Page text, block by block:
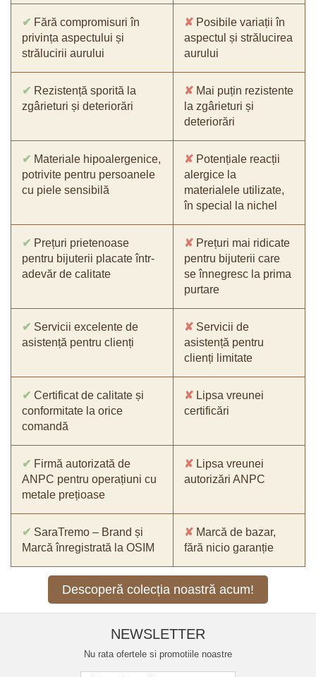
✔ Fără compromisuri în
privința aspectului și
strălucirii aurului
✘ Posibile variații în
aspectul și strălucirea
aurului
✔ Rezistență sporită la
zgârieturi și deteriorări
✘ Mai puțin rezistente
la zgârieturi și
deteriorări
✔ Materiale hipoalergenice,
potrivite pentru persoanele
cu piele sensibilă
✘ Potențiale reacții
alergice la
materialele utilizate,
în special la nichel
✔ Prețuri prietenoase
pentru bijuterii placate într-
adevăr de calitate
✘ Prețuri mai ridicate
pentru bijuterii care
se înnegresc la prima
purtare
✔ Servicii excelente de
asistență pentru clienți
✘ Servicii de
asistență pentru
clienți limitate
✔ Certificat de calitate și
conformitate la orice
comandă
✘ Lipsa vreunei
certificări
✔ Firmă autorizată de
ANPC pentru operațiuni cu
metale prețioase
✘ Lipsa vreunei
autorizări ANPC
✔ SaraTremo – Brand și
Marcă înregistrată la OSIM
✘ Marcă de bazar,
fără nicio garanție
Descoperă colecția noastră acum!
NEWSLETTER
Nu rata ofertele si promotiile noastre